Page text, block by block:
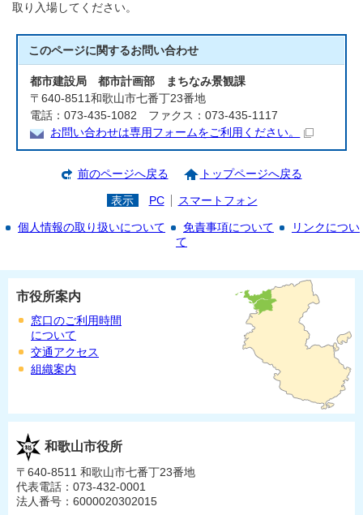
取り入場してください。
このページに関するお問い合わせ
都市建設局 都市計画部 まちなみ景観課
〒640-8511和歌山市七番丁23番地
電話：073-435-1082 ファクス：073-435-1117
お問い合わせは専用フォームをご利用ください。
前のページへ戻る トップページへ戻る
表示 PC スマートフォン
個人情報の取り扱いについて 免責事項について
リンクについ
て
市役所案内
窓口のご利用時間
について
交通アクセス
組織案内
和歌山市役所
〒640-8511 和歌山市七番丁23番地
代表電話：073-432-0001
法人番号：6000020302015